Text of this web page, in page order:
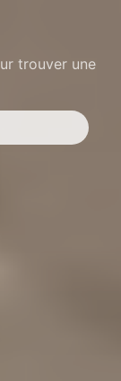
trouver une